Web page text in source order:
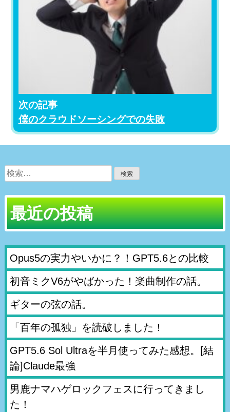
次の記事
僕のクラウドソーシングでの失敗
検
索:
最近の投稿
Opus5の実力やいかに？！GPT5.6との比較
初音ミクV6がやばかった！楽曲制作の話。
ギターの弦の話。
「百年の孤独」を読破しました！
GPT5.6 Sol Ultraを半月使ってみた感想。[結
論]Claude最強
男鹿ナマハゲロックフェスに行ってきまし
た！